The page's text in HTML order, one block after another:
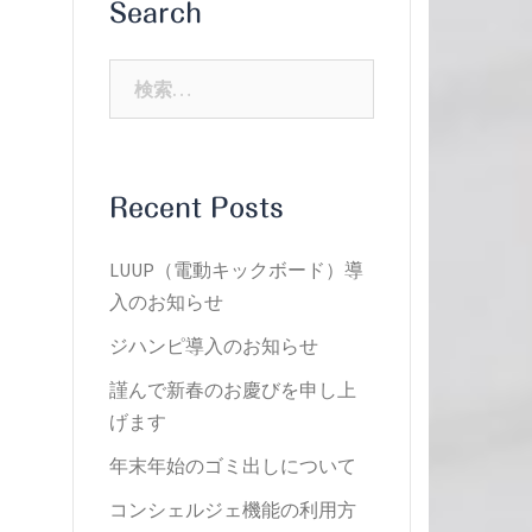
Search
Recent Posts
LUUP（電動キックボード）導
入のお知らせ
ジハンピ導入のお知らせ
謹んで新春のお慶びを申し上
げます
年末年始のゴミ出しについて
コンシェルジェ機能の利用方